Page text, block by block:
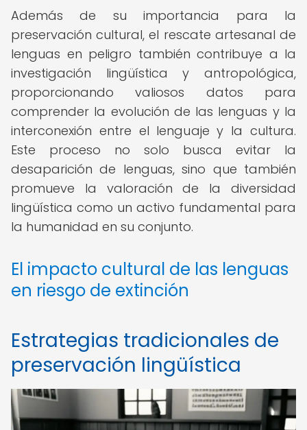
Además de su importancia para la
preservación cultural, el rescate artesanal de
lenguas en peligro también contribuye a la
investigación lingüística y antropológica,
proporcionando valiosos datos para
comprender la evolución de las lenguas y la
interconexión entre el lenguaje y la cultura.
Este proceso no solo busca evitar la
desaparición de lenguas, sino que también
promueve la valoración de la diversidad
lingüística como un activo fundamental para
la humanidad en su conjunto.
El impacto cultural de las lenguas
en riesgo de extinción
Estrategias tradicionales de
preservación lingüística